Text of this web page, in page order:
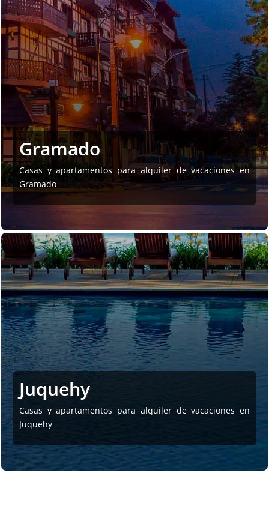
Gramado
Casas y apartamentos para alquiler de vacaciones en
Gramado
Juquehy
Casas y apartamentos para alquiler de vacaciones en
Juquehy